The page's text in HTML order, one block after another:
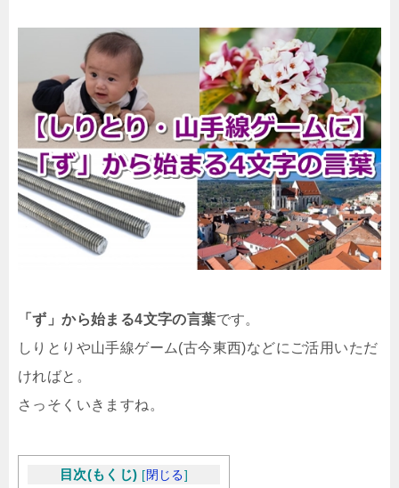
「ず」から始まる4文字の言葉です。
しりとりや山手線ゲーム(古今東西)などにご活用いただ
ければと。
さっそくいきますね。
目次(もくじ) [閉じる]